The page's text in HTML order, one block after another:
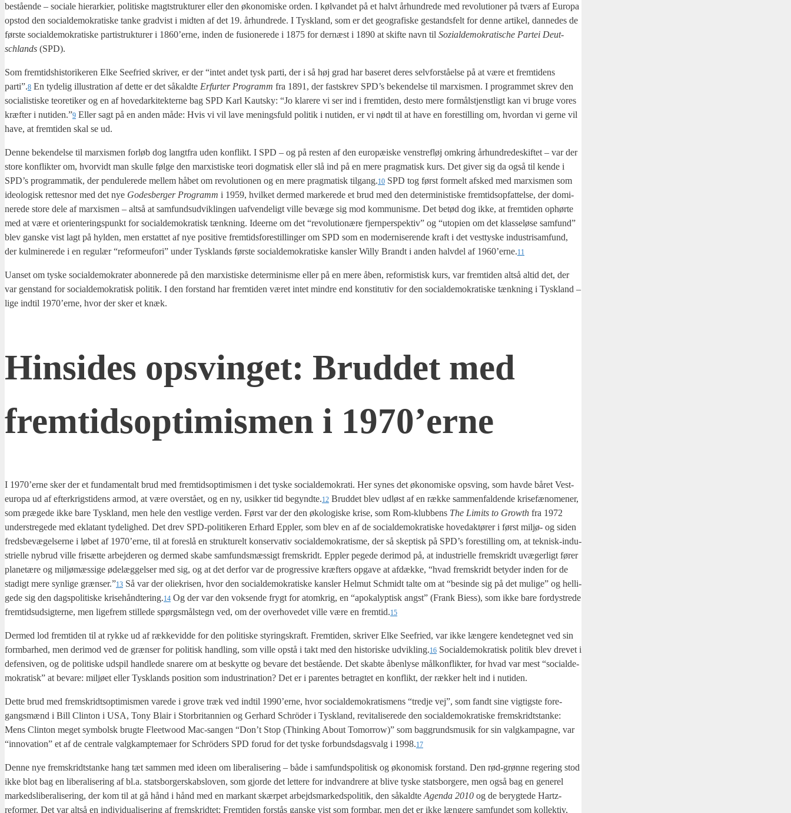
bestå­en­de – soci­a­le hie­rar­ki­er, poli­ti­ske magtstruk­tu­rer eller den øko­no­mi­ske orden. I kølvan­det på et halvt århund­re­de med revo­lu­tio­ner på tværs af Euro­pa
opstod den soci­al­de­mo­kra­ti­ske tan­ke grad­vist i mid­ten af det 19. århund­re­de. I Tys­kland, som er det geo­gra­fi­ske gestands­felt for den­ne arti­kel, dan­ne­des de
før­ste soci­al­de­mo­kra­ti­ske par­ti­struk­tu­rer i 1860’erne, inden de fusio­ne­re­de i 1875 for der­næst i 1890 at skif­te navn til Sozi­al­de­mo­kra­ti­s­che Par­tei Deut­
schlands (SPD).
Som frem­tids­hi­sto­ri­ke­ren Elke See­fri­ed skri­ver, er der “intet andet tysk par­ti, der i så høj grad har base­ret deres selv­for­stå­el­se på at være et frem­ti­dens
parti”.8 En tyde­lig illu­stra­tion af det­te er det såkald­te Erfur­ter Pro­gramm fra 1891, der fastskrev SPD’s beken­del­se til marxis­men. I pro­gram­met skrev den
soci­a­li­sti­ske teo­re­ti­ker og en af hove­d­ar­ki­tek­ter­ne bag SPD Karl Kaut­sky: “Jo kla­re­re vi ser ind i frem­ti­den, desto mere for­mål­stjenst­ligt kan vi bru­ge vores
kræf­ter i nutiden.”9 Eller sagt på en anden måde: Hvis vi vil lave menings­fuld poli­tik i nuti­den, er vi nødt til at have en fore­stil­ling om, hvor­dan vi ger­ne vil
have, at frem­ti­den skal se ud.
Den­ne beken­del­se til marxis­men for­løb dog langt­fra uden kon­flikt. I SPD – og på resten af den euro­pæ­i­ske ven­stre­fløj omkring århund­re­de­skif­tet – var der
sto­re kon­flik­ter om, hvor­vidt man skul­le føl­ge den marxi­sti­ske teo­ri dog­ma­tisk eller slå ind på en mere prag­ma­tisk kurs. Det giver sig da også til ken­de i
SPD’s pro­gram­ma­tik, der pen­du­le­re­de mel­lem håbet om revo­lu­tio­nen og en mere prag­ma­tisk tilgang.10 SPD tog først for­melt afsked med marxis­men som
ide­o­lo­gisk ret­tes­nor med det nye Godes­ber­ger Pro­gramm i 1959, hvil­ket der­med mar­ke­re­de et brud med den deter­mi­ni­sti­ske frem­tids­op­fat­tel­se, der domi­
ne­re­de sto­re dele af marxis­men – alt­så at sam­funds­ud­vik­lin­gen uaf­ven­de­ligt vil­le bevæ­ge sig mod kom­mu­nis­me. Det betød dog ikke, at frem­ti­den ophør­te
med at være et ori­en­te­rings­punkt for soci­al­de­mo­kra­tisk tænk­ning. Ide­er­ne om det “revo­lu­tio­næ­re fjer­n­per­spek­tiv” og “uto­pi­en om det klas­se­lø­se sam­fund”
blev gan­ske vist lagt på hyl­den, men erstat­tet af nye posi­ti­ve frem­tids­fo­re­stil­lin­ger om SPD som en moder­ni­se­ren­de kraft i det vest­ty­ske indu­stri­sam­fund,
der kul­mi­ne­re­de i en regu­lær “refor­meu­fori” under Tys­klands før­ste soci­al­de­mo­kra­ti­ske kans­ler Wil­ly Brandt i anden halv­del af 1960’erne.11
Uan­set om tyske soci­al­de­mo­kra­ter abon­ne­re­de på den marxi­sti­ske deter­mi­nis­me eller på en mere åben, refor­mi­stisk kurs, var frem­ti­den alt­så altid det, der
var gen­stand for soci­al­de­mo­kra­tisk poli­tik. I den for­stand har frem­ti­den været intet min­dre end kon­sti­tu­tiv for den soci­al­de­mo­kra­ti­ske tænk­ning i Tys­kland –
lige ind­til 1970’erne, hvor der sker et knæk.
Hin­si­des opsvin­get: Brud­det med
frem­tids­op­ti­mis­men i 1970’erne
I 1970’erne sker der et fun­da­men­talt brud med frem­tids­op­ti­mis­men i det tyske soci­al­de­mo­kra­ti. Her synes det øko­no­mi­ske opsving, som hav­de båret Vest­
eu­ro­pa ud af efter­krig­sti­dens armod, at være over­stå­et, og en ny, usik­ker tid begyndte.12 Brud­det blev udløst af en ræk­ke sam­men­fal­den­de kri­se­fæ­no­me­ner,
som præ­ge­de ikke bare Tys­kland, men hele den vest­li­ge ver­den. Først var der den øko­lo­gi­ske kri­se, som Rom-klub­bens The Limits to Growth fra 1972
under­stre­ge­de med ekla­ta­nt tyde­lig­hed. Det drev SPD-poli­ti­ke­ren Erhard Eppler, som blev en af de soci­al­de­mo­kra­ti­ske hove­d­ak­tø­rer i først mil­jø- og siden
freds­be­væ­gel­ser­ne i løbet af 1970’erne, til at fore­slå en struk­tu­relt kon­ser­va­tiv soci­al­de­mo­kra­tis­me, der så skep­tisk på SPD’s fore­stil­ling om, at tek­nisk-indu­
stri­el­le nybrud vil­le fri­sæt­te arbej­de­ren og der­med ska­be sam­funds­mæs­sigt frem­skridt. Eppler pege­de der­i­mod på, at indu­stri­el­le frem­skridt uvæ­ger­ligt fører
pla­ne­tæ­re og mil­jø­mæs­si­ge øde­læg­gel­ser med sig, og at det der­for var de pro­g­res­si­ve kræf­ters opga­ve at afdæk­ke, “hvad frem­skridt bety­der inden for de
sta­digt mere syn­li­ge grænser.”13 Så var der olie­kri­sen, hvor den soci­al­de­mo­kra­ti­ske kans­ler Hel­mut Sch­midt tal­te om at “besin­de sig på det muli­ge” og hel­li­
ge­de sig den dags­po­li­ti­ske krisehåndtering.14 Og der var den vok­sen­de frygt for atom­krig, en “apo­ka­lyp­tisk angst” (Frank Biess), som ikke bare for­dy­stre­de
frem­tids­ud­sig­ter­ne, men lige­frem stil­le­de spørgs­måls­tegn ved, om der over­ho­ve­det vil­le være en fremtid.15
Der­med lod frem­ti­den til at ryk­ke ud af ræk­ke­vid­de for den poli­ti­ske sty­rings­kraft. Frem­ti­den, skri­ver Elke See­fri­ed, var ikke læn­ge­re ken­de­teg­net ved sin
form­bar­hed, men der­i­mod ved de græn­ser for poli­tisk hand­ling, som vil­le opstå i takt med den histo­ri­ske udvikling.16 Soci­al­de­mo­kra­tisk poli­tik blev dre­vet i
defen­si­ven, og de poli­ti­ske udspil hand­le­de sna­re­re om at beskyt­te og beva­re det bestå­en­de. Det skab­te åben­ly­se mål­kon­flik­ter, for hvad var mest “soci­al­de­
mo­kra­tisk” at beva­re: mil­jø­et eller Tys­klands posi­tion som indu­stri­na­tion? Det er i paren­tes betrag­tet en kon­flikt, der ræk­ker helt ind i nuti­den.
Det­te brud med frem­skridts­op­ti­mis­men vare­de i grove træk ved ind­til 1990’erne, hvor soci­al­de­mo­kra­tis­mens “tred­je vej”, som fandt sine vig­tig­ste fore­
gangs­mænd i Bill Clin­ton i USA, Tony Blair i Stor­bri­tan­ni­en og Ger­hard Schrö­der i Tys­kland, revi­ta­li­se­re­de den soci­al­de­mo­kra­ti­ske frem­skridt­stan­ke:
Mens Clin­ton meget sym­bolsk brug­te Fle­etwood Mac-san­gen “Don’t Stop (Thin­king About Tomor­row)” som bag­grunds­mu­sik for sin valg­kampag­ne, var
“innova­tion” et af de cen­tra­le valg­kamp­te­ma­er for Schrö­ders SPD for­ud for det tyske for­bunds­dags­valg i 1998.17
Den­ne nye frem­skridt­stan­ke hang tæt sam­men med ide­en om libe­ra­li­se­ring – både i sam­fund­spo­li­tisk og øko­no­misk for­stand. Den rød-grøn­ne rege­ring stod
ikke blot bag en libe­ra­li­se­ring af bl.a. stats­bor­ger­skabs­lo­ven, som gjor­de det let­te­re for ind­van­dre­re at bli­ve tyske stats­bor­ge­re, men også bag en gene­rel
mar­keds­li­be­ra­li­se­ring, der kom til at gå hånd i hånd med en mar­kant skær­pet arbejds­mar­kedspo­li­tik, den såkald­te Agen­da 2010 og de beryg­te­de Hartz-
refor­mer. Det var alt­så en indi­vi­du­a­li­se­ring af frem­skrid­tet: Frem­ti­den for­stås gan­ske vist som form­bar, men det er ikke læn­ge­re sam­fun­det som kol­lek­tiv,